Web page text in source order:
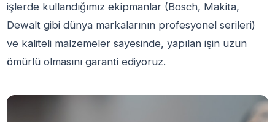
işlerde kullandığımız ekipmanlar (Bosch, Makita,
Dewalt gibi dünya markalarının profesyonel serileri)
ve kaliteli malzemeler sayesinde, yapılan işin uzun
ömürlü olmasını garanti ediyoruz.